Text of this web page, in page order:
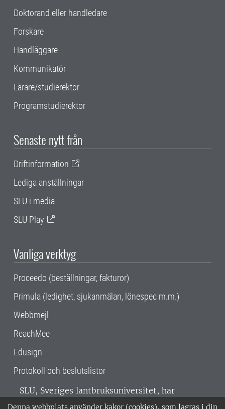
Denna webbplats använder kakor (cookies), som lagras i din
Doktorand eller handledare
Forskare
Handläggare
Kommunikatör
Lärare/studierektor
Programstudierektor
Senaste nytt från
Driftinformation
Lediga anställningar
SLU i media
SLU Play
Vanliga verktyg
Proceedo (beställningar, fakturor)
Primula (ledighet, sjukanmälan, lönespec m.m.)
Webbmejl
ReachMee
Edusign
Protokoll och beslutslistor
SLU, Sveriges lantbruksuniversitet, har
verksamhet över hela Sverige. Huvudorter är